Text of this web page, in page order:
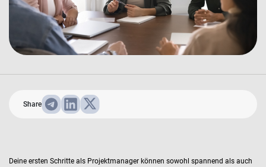
Share
Deine ersten Schritte als Projektmanager können sowohl spannend als auch